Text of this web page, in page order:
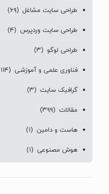
طراحی سایت مشاغل (۶۹)
طراحی سایت وردپرس (۴)
طراحی لوگو (۳)
فناوری علمی و آموزشی (۱۱۴)
گرافیک سایت (۳)
مقالات (۳۹۹)
هاست و دامین (۱)
هوش مصنوعی (۱)